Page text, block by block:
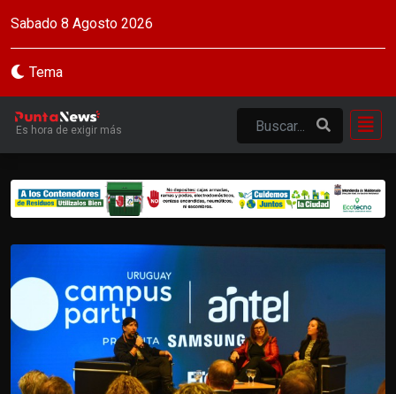
Sabado 8 Agosto 2026
Tema
Es hora de exigir más